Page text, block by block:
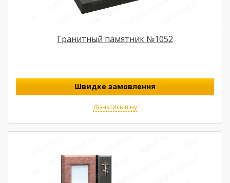
Гранитный памятник №1052
Швидке замовлення
Дізнатись ціну